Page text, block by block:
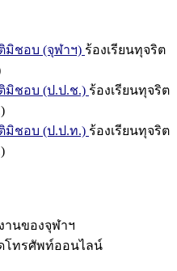
มิชอบ (จุฬาฯ) ร้องเรียนทุจริต
มิชอบ (ป.ป.ช.) ร้องเรียนทุจริต
มิชอบ (ป.ป.ท.) ร้องเรียนทุจริต
านของจุฬาฯ
โทรศัพท์ออนไลน์